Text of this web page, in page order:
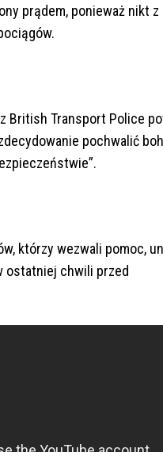
prądem, ponieważ nikt
British Transport Police
pochwalić
którzy wezwali pomoc,
ostatniej chwili przed